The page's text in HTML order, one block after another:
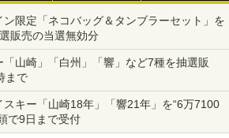
ン限定「ネコバッグ＆タンブラーセット」を
販売の当選無効分
山崎」「白州」「響」など7種を抽選販
まで
スキー「山崎18年」「響21年」を“6万7100
で9日まで受付